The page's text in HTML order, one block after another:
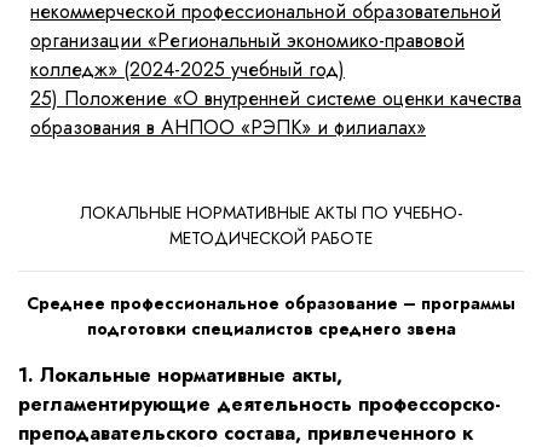
некоммерческой профессиональной образовательной
организации «Региональный экономико-правовой
колледж» (2024-2025 учебный год)
25) Положение «О внутренней системе оценки качества
образования в АНПОО «РЭПК» и филиалах»
ЛОКАЛЬНЫЕ НОРМАТИВНЫЕ АКТЫ ПО УЧЕБНО-
МЕТОДИЧЕСКОЙ РАБОТЕ
Среднее профессиональное образование – программы
подготовки специалистов среднего звена
1. Локальные нормативные акты,
регламентирующие деятельность профессорско-
преподавательского состава, привлеченного к